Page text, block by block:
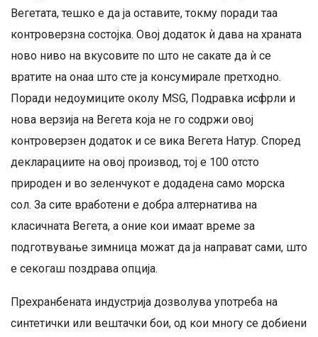
Вегетата, тешко е да ја оставите, токму поради таа
контроверзна состојка. Овој додаток ѝ дава на храната
ново ниво на вкусовите по што не сакате да ѝ се
вратите на онаа што сте ја консумирале претходно.
Поради недоумиците околу MSG, Подравка исфрли и
нова верзија на Вегета која не го содржи овој
контроверзен додаток и се вика Вегета Натур. Според
декларациите на овој производ, тој е 100 отсто
природен и во зеленчукот е додадена само морска
сол. За сите вработени е добра алтернатива на
класичната Вегета, а оние кои имаат време за
подготвување зимница можат да ја направат сами, што
е секогаш поздрава опција.
Прехранбената индустрија дозволува употреба на
синтетички или вештачки бои, од кои многу се добиени